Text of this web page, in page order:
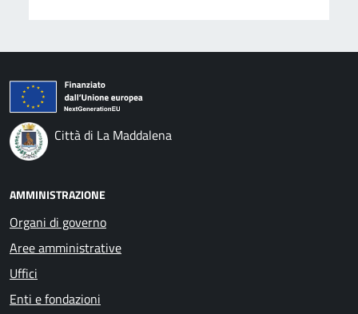
Città di La Maddalena
AMMINISTRAZIONE
Organi di governo
Aree amministrative
Uffici
Enti e fondazioni